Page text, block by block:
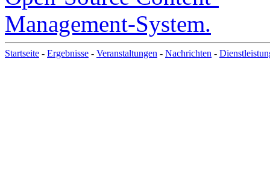
Startseite - Ergebnisse - Veranstaltungen - Nachrichten -